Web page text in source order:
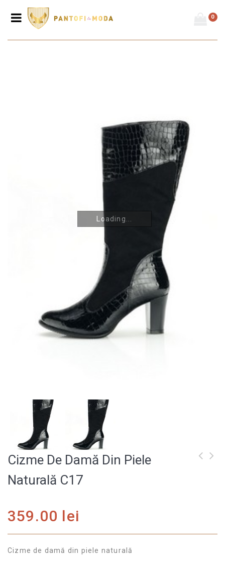
0
Cizme damă - toc mic
Cizme de damă din
piele naturală C17
Loading...
Cizme De Damă Din Piele
Naturală C17
359.00 lei
Cizme de damă din piele naturală